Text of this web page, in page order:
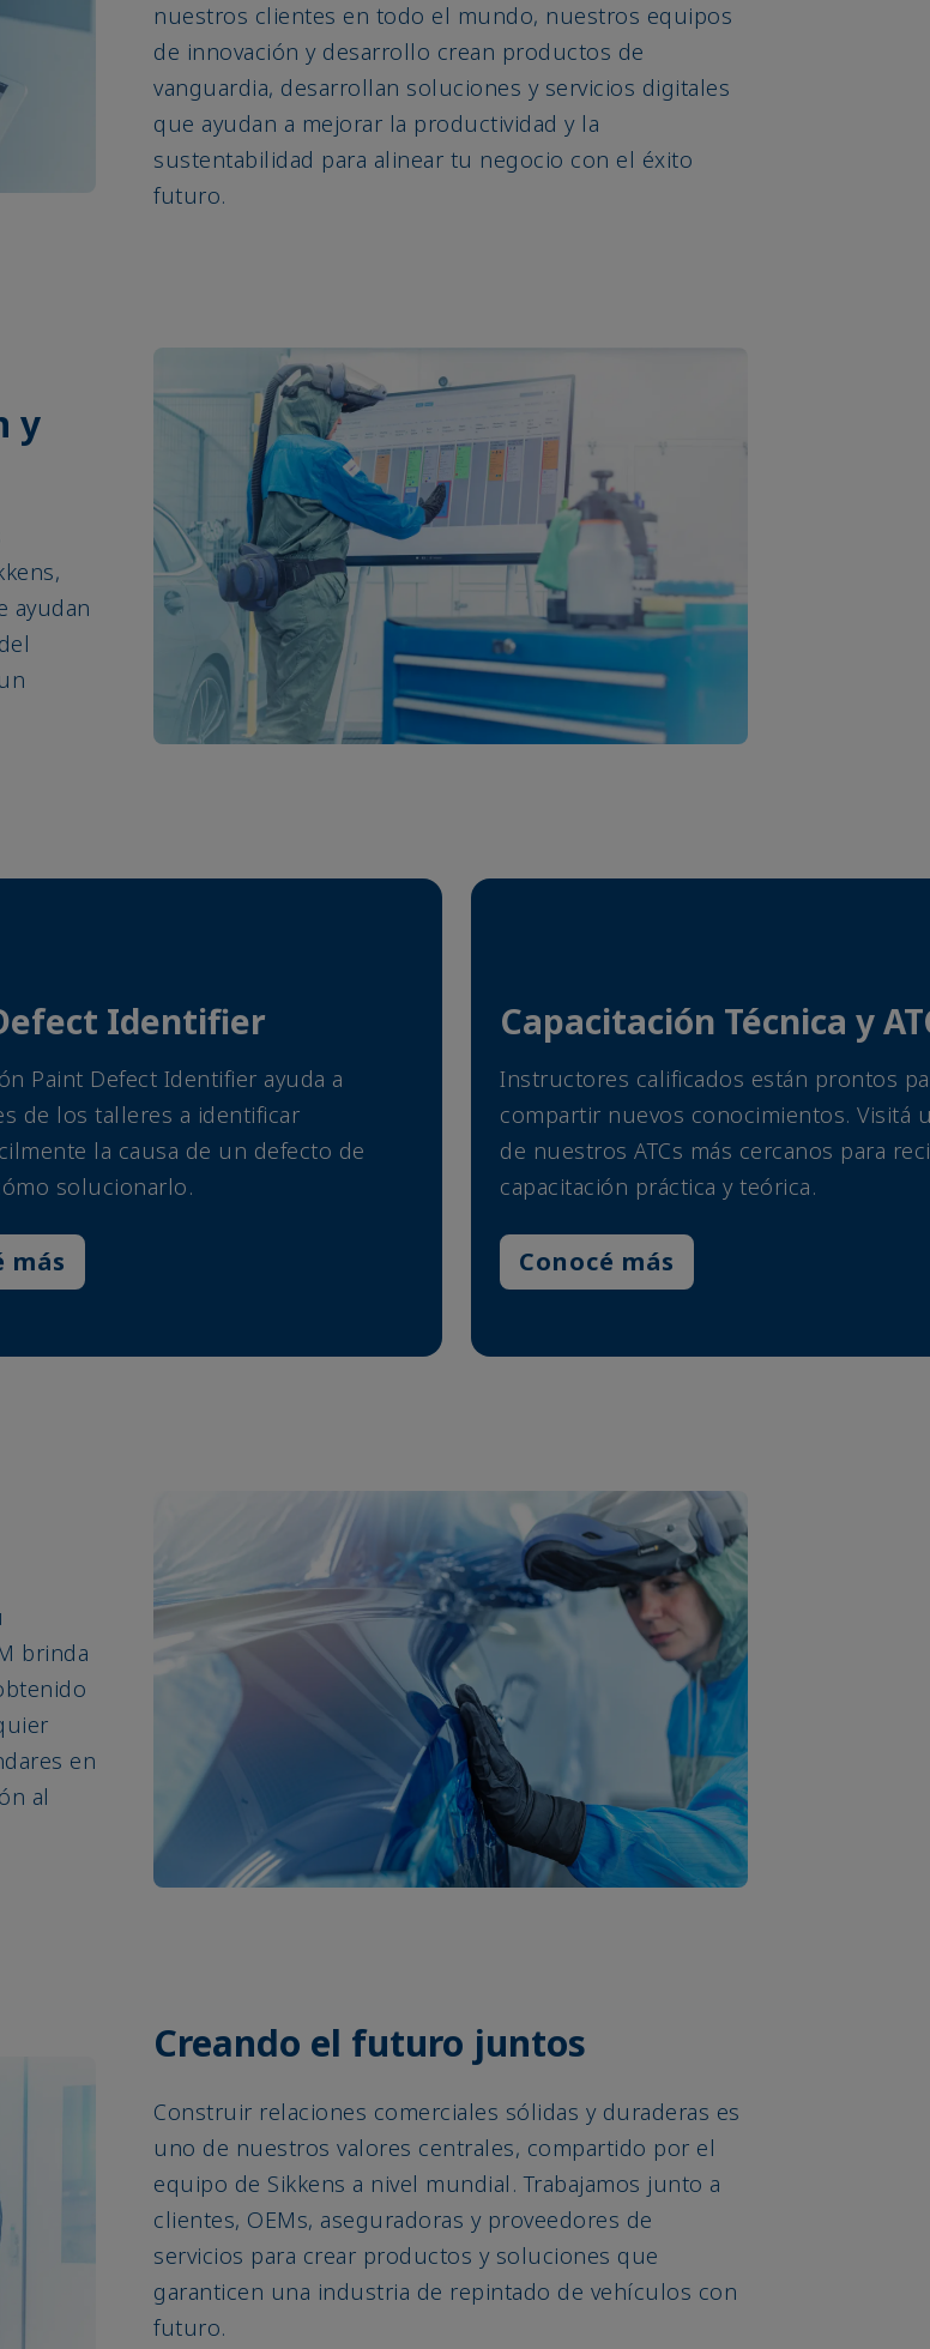
nuestros clientes en todo el mundo, nuestros equipos
de innovación y desarrollo crean productos de
vanguardia, desarrollan soluciones y servicios digitales
que ayudan a mejorar la productividad y la
sustentabilidad para alinear tu negocio con el éxito
futuro.
y
ayudan
Identifier
Paint Defect Identifier ayuda a
de los talleres a identificar
la causa de un defecto de
solucionarlo.
más
Capacitación Técnica y
Instructores calificados están prontos
compartir nuevos conocimientos. Visitá
de nuestros ATCs más cercanos para
capacitación práctica y teórica.
Conocé más
brinda
en
al
Creando el futuro juntos
Construir relaciones comerciales sólidas y duraderas es
uno de nuestros valores centrales, compartido por el
equipo de Sikkens a nivel mundial. Trabajamos junto a
clientes, OEMs, aseguradoras y proveedores de
servicios para crear productos y soluciones que
garanticen una industria de repintado de vehículos con
futuro.